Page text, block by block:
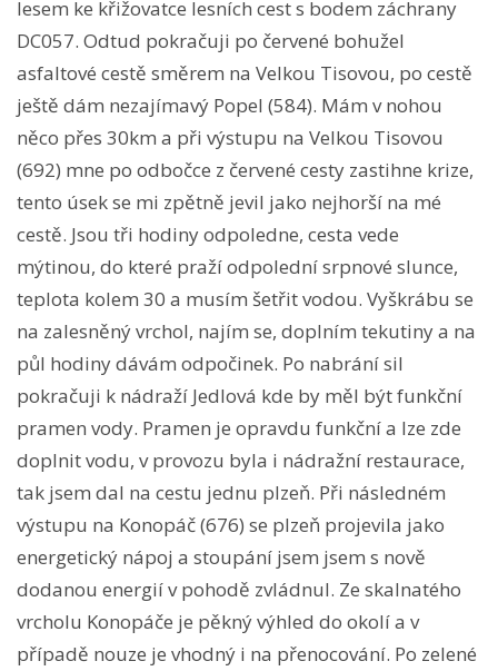
lesem ke křižovatce lesních cest s bodem záchrany
DC057. Odtud pokračuji po červené bohužel
asfaltové cestě směrem na Velkou Tisovou, po cestě
ještě dám nezajímavý Popel (584). Mám v nohou
něco přes 30km a při výstupu na Velkou Tisovou
(692) mne po odbočce z červené cesty zastihne krize,
tento úsek se mi zpětně jevil jako nejhorší na mé
cestě. Jsou tři hodiny odpoledne, cesta vede
mýtinou, do které praží odpolední srpnové slunce,
teplota kolem 30 a musím šetřit vodou. Vyškrábu se
na zalesněný vrchol, najím se, doplním tekutiny a na
půl hodiny dávám odpočinek. Po nabrání sil
pokračuji k nádraží Jedlová kde by měl být funkční
pramen vody. Pramen je opravdu funkční a lze zde
doplnit vodu, v provozu byla i nádražní restaurace,
tak jsem dal na cestu jednu plzeň. Při následném
výstupu na Konopáč (676) se plzeň projevila jako
energetický nápoj a stoupání jsem jsem s nově
dodanou energií v pohodě zvládnul. Ze skalnatého
vrcholu Konopáče je pěkný výhled do okolí a v
případě nouze je vhodný i na přenocování. Po zelené